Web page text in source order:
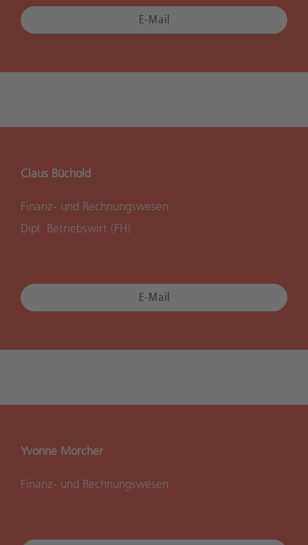
E-Mail
Claus Büchold
Finanz- und Rechnungswesen
Dipl. Betriebswirt (FH)
E-Mail
Yvonne Morcher
Finanz- und Rechnungswesen